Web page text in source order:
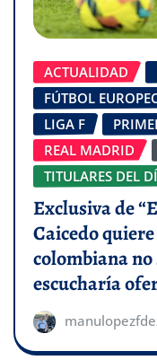
ACTUALIDAD
FÚTBOL
LIGA F
REAL MADRID
TITULARES DEL
Exclusiva de
Caicedo
colombiana no
escucharía